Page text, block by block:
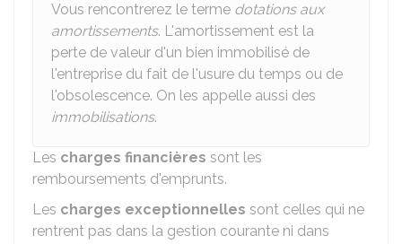
Vous rencontrerez le terme dotations aux
amortissements. L'amortissement est la
perte de valeur d'un bien immobilisé de
l'entreprise du fait de l'usure du temps ou de
l'obsolescence. On les appelle aussi des
immobilisations.
Les charges financières sont les
remboursements d'emprunts.
Les charges exceptionnelles sont celles qui ne
rentrent pas dans la gestion courante ni dans